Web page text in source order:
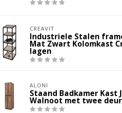
CREAVIT
Industriele Stalen
Mat Zwart Kolomkast
lagen
ALONI
Staand Badkamer Kast
Walnoot met twee